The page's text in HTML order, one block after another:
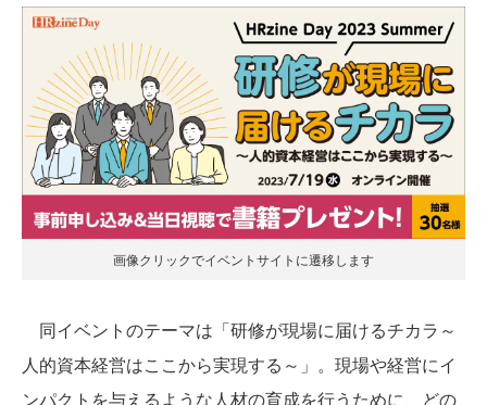
画像クリックでイベントサイトに遷移します
同イベントのテーマは「研修が現場に届けるチカラ～
人的資本経営はここから実現する～」。現場や経営にイ
ンパクトを与えるような人材の育成を行うために、どの